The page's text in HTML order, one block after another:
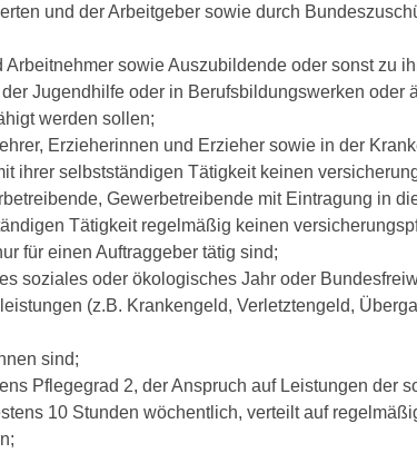
und der Arbeitgeber sowie durch
sowie Auszubildende oder sonst zu
Jugendhilfe oder in Berufsbildungswerken oder
werden sollen;
Erzieherinnen und Erzieher sowie in der
ihrer selbstständigen Tätigkeit keinen
Gewerbetreibende mit Eintragung in
Tätigkeit regelmäßig keinen
für einen Auftraggeber tätig sind;
soziales oder ökologisches Jahr oder
(z.B. Krankengeld, Verletztengeld,
sind;
Pflegegrad 2, der Anspruch auf Leistungen der
10 Stunden wöchentlich, verteilt auf